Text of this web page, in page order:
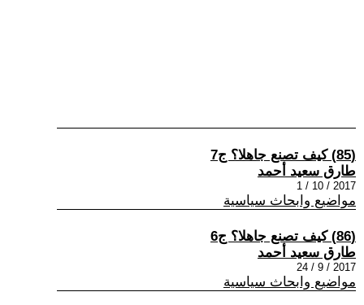
(85) كيف تصنع جاهلا؟ ج7
طارق سعيد أحمد
2017 / 10 / 1
مواضيع وابحاث سياسية
(86) كيف تصنع جاهلا؟ ج6
طارق سعيد أحمد
2017 / 9 / 24
مواضيع وابحاث سياسية